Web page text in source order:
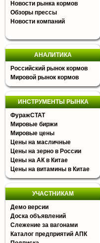
Новости рынка кормов
Обзоры прессы
Новости компаний
АНАЛИТИКА
Российский рынок кормов
Мировой рынок кормов
ИНСТРУМЕНТЫ РЫНКА
ФуражСТАТ
Мировые биржи
Мировые цены
Цены на масличные
Цены на зерно в России
Цены на АК в Китае
Цены на витамины в Китае
УЧАСТНИКАМ
Демо версии
Доска объявлений
Слежение за вагонами
Каталог предприятий АПК